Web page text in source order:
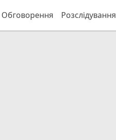
Обговорення Розслідування